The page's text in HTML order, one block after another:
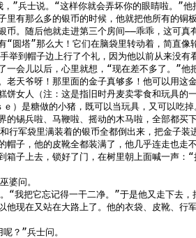
兵士说。“这样你就会弄坏你的眼睛啦。”他
里有那么多的银币的时候，他就把他所有的铜
币。随后他就走进第三个房间——乖乖，这可真
“圆塔”那么大！它们在脑袋里转动着，简直像
到帽子边上行了个礼，因为他以前从来没有
一会儿以后，心里就想，“现在差不多了。”他
老天爷呀！那里面的金子真够多！他可以用这
饼女人（注：这是指旧时丹麦卖零食和玩具的
）是糖做的小猪，既可以当玩具，又可以吃
的锡兵啦、马鞭啦、摇动的木马啦，全部都买
行军袋里满装着的银币全都倒出来，把金子装
帽子，他的皮靴全都装满了，他几乎连走也走
箱子上去，锁好了门，在树里朝上面喊一声：
问。
我把它忘记得一干二净。”于是他又走下去，
他现在又站在大路上了。他的衣袋、皮靴、行
？”兵士问。